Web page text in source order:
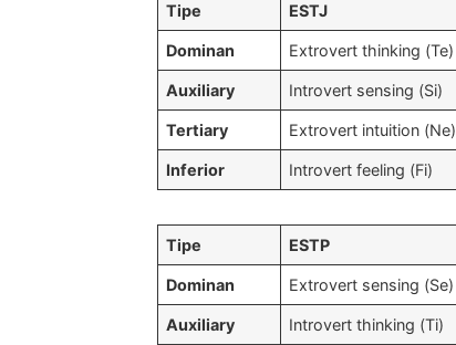
Tipe ESTJ
Dominan Extrovert thinking (Te)
Auxiliary Introvert sensing (Si)
Tertiary Extrovert intuition (Ne)
Inferior Introvert feeling (Fi)
Tipe ESTP
Dominan Extrovert sensing (Se)
Auxiliary Introvert thinking (Ti)